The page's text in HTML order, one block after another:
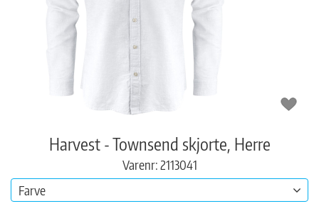
Harvest - Townsend skjorte, Herre
Varenr: 2113041
Farve